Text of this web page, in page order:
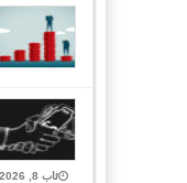
ئاب 8, 2026